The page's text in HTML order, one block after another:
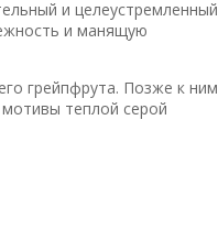
и целеустремленный
и манящую
грейпфрута. Позже к ним
теплой серой